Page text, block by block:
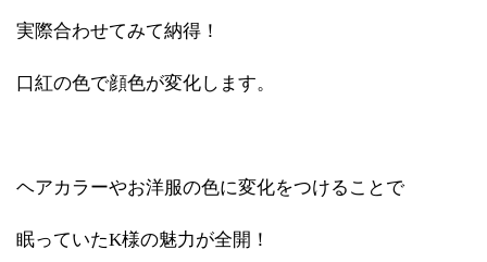
実際合わせてみて納得！
口紅の色で顔色が変化します。
ヘアカラーやお洋服の色に変化をつけることで
眠っていたK様の魅力が全開！